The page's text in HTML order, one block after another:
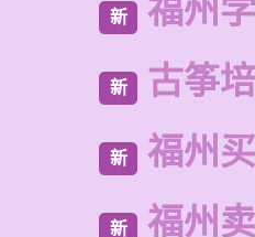
新 福州
新 古筝
新 福州
新 福州